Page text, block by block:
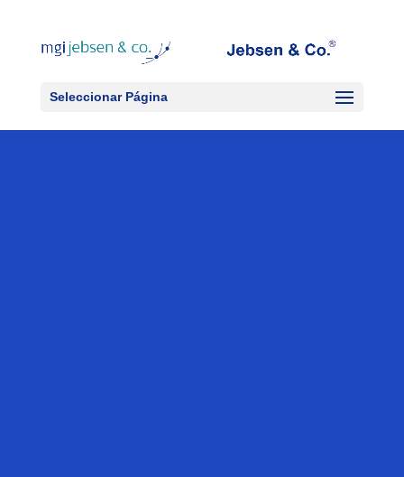
Seleccionar Página